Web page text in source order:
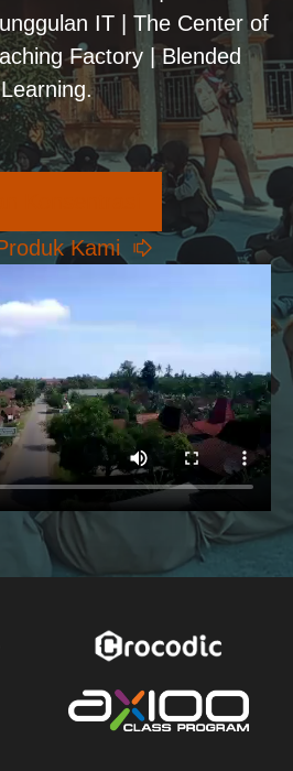
IT | The Center of
Factory | Blended
Learning.
Kami